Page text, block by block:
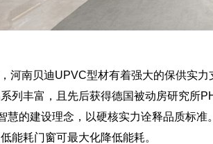
河南贝迪UPVC型材有着强大的保供实
列丰富，且先后获得德国被动房研究所
慧的建设理念，以硬核实力诠释品质标
能耗门窗可最大化降低能耗。